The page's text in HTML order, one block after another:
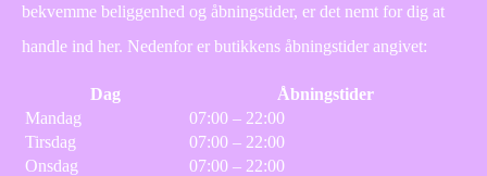
bekvemme beliggenhed og åbningstider, er det nemt for dig at
handle ind her. Nedenfor er butikkens åbningstider angivet:
Dag
Åbningstider
Mandag
07:00 – 22:00
Tirsdag
07:00 – 22:00
Onsdag
07:00 – 22:00